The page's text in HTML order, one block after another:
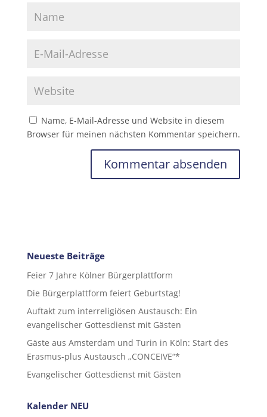
Name, E-Mail-Adresse und Website in diesem
Browser für meinen nächsten Kommentar speichern.
Neueste Beiträge
Feier 7 Jahre Kölner Bürgerplattform
Die Bürgerplattform feiert Geburtstag!
Auftakt zum interreligiösen Austausch: Ein
evangelischer Gottesdienst mit Gästen
Gäste aus Amsterdam und Turin in Köln: Start des
Erasmus-plus Austausch „CONCEIVE“*
Evangelischer Gottesdienst mit Gästen
Kalender NEU